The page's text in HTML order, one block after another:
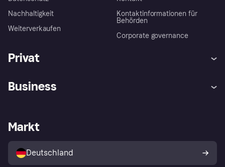
Nachhaltigkeit
Weiterverkaufen
Kontaktinformationen für
Behörden
Corporate governance
Privat
Klarna App
Shops entdecken
Käuferschutzrichtlinie
Dein Widerrufsrecht
Business
Händlerportal
Markt
Deutschland